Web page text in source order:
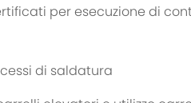
per esecuzione di
di saldatura